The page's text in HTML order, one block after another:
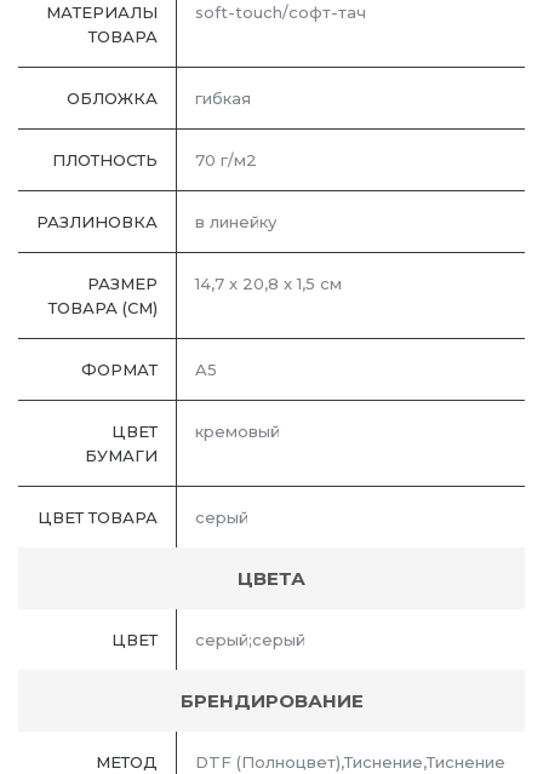
МАТЕРИАЛЫ
ТОВАРА
soft-touch/софт-тач
ОБЛОЖКА гибкая
ПЛОТНОСТЬ 70 г/м2
РАЗЛИНОВКА в линейку
РАЗМЕР
ТОВАРА (СМ)
14,7 x 20,8 x 1,5 см
ФОРМАТ A5
ЦВЕТ
БУМАГИ
кремовый
ЦВЕТ ТОВАРА серый
ЦВЕТА
ЦВЕТ серый;серый
БРЕНДИРОВАНИЕ
МЕТОД
DTF (Полноцвет),Тиснение,Тиснение